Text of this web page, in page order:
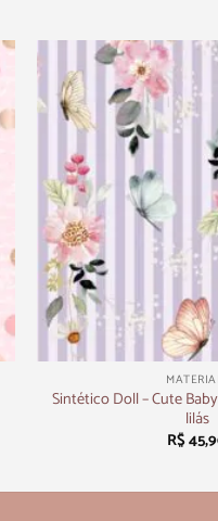
+
Sintético Doll – Cute
lilás
R$